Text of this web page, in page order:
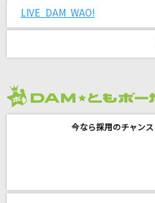
ひまわりの約束(ドラえ
[生音]Yes-No
LIVE DAM WAO!
今なら採用のチャン